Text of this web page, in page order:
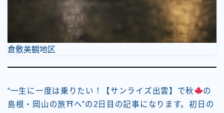
倉敷美観地区
“一生に一度は乗りたい！【サンライズ出雲】で秋
の
島根・岡山の旅⛩へ”の2日目の記事になります。初日の